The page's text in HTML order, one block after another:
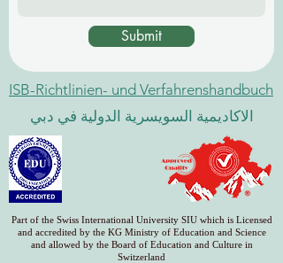
Submit
ISB-Richtlinien- und Verfahrenshandbuch
الاكاديمية السويسرية الدولية في دبي
Part of the Swiss International University SIU which is Licensed
and accredited by the KG Ministry of Education and Science
and allowed by the Board of Education and Culture in
Switzerland